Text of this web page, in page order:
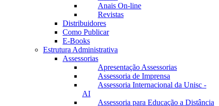
Anais On-line
Revistas
Distribuidores
Como Publicar
E-Books
Estrutura Administrativa
Assessorias
Apresentação Assessorias
Assessoria de Imprensa
Assessoria Internacional da Unisc -
AI
Assessoria para Educação a Distância